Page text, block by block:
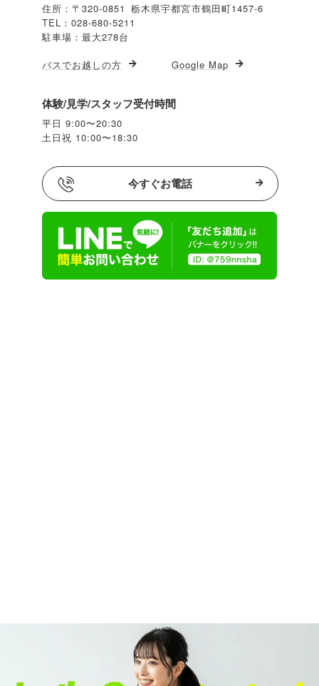
住所：〒320-0851 栃木県宇都宮市鶴田町1457-6
TEL：028-680-5211
駐車場：最大278台
バスでお越しの方 Google Map
体験/見学/スタッフ受付時間
平日 9:00〜20:30
土日祝 10:00〜18:30
今すぐお電話